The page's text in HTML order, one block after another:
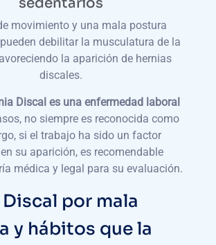
movimiento y una mala postura
debilitar la musculatura de la
la aparición de hernias
discales.
Discal es una enfermedad laboral
no siempre es reconocida como
si el trabajo ha sido un factor
su aparición, es recomendable
médica y legal para su evaluación.
por mala
y hábitos que la